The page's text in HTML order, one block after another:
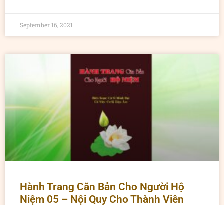
September 16, 2021
Hành Trang Căn Bản Cho Người Hộ
Niệm 05 – Nội Quy Cho Thành Viên